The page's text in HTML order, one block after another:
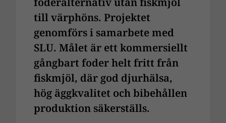
till värphöns. Projektet
genomförs i samarbete med
SLU. Målet är ett kommersiellt
gångbart foder helt fritt från
fiskmjöl, där god djurhälsa,
hög äggkvalitet och bibehållen
produktion säkerställs.